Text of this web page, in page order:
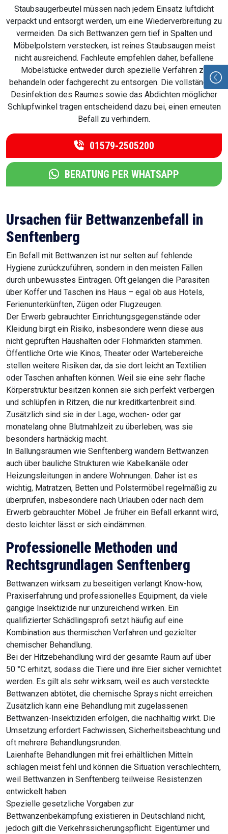
Staubsaugerbeutel müssen nach jedem Einsatz luftdicht
verpackt und entsorgt werden, um eine Wiederverbreitung zu
vermeiden. Da sich Bettwanzen gern tief in Spalten und
Möbelpolstern verstecken, ist reines Staubsaugen meist
nicht ausreichend. Fachleute empfehlen daher, befallene
Möbelstücke entweder durch spezielle Verfahren zu
behandeln oder fachgerecht zu entsorgen. Die vollständige
Desinfektion des Raumes sowie das Abdichten möglicher
Schlupfwinkel tragen entscheidend dazu bei, einen erneuten
Befall zu verhindern.
01579-2505200
BERATUNG PER WHATSAPP
Ursachen für Bettwanzenbefall in
Senftenberg
Ein Befall mit Bettwanzen ist nur selten auf fehlende
Hygiene zurückzuführen, sondern in den meisten Fällen
durch unbewusstes Eintragen. Oft gelangen die Parasiten
über Koffer und Taschen ins Haus – egal ob aus Hotels,
Ferienunterkünften, Zügen oder Flugzeugen.
Der Erwerb gebrauchter Einrichtungsgegenstände oder
Kleidung birgt ein Risiko, insbesondere wenn diese aus
nicht geprüften Haushalten oder Flohmärkten stammen.
Öffentliche Orte wie Kinos, Theater oder Wartebereiche
stellen weitere Risiken dar, da sie dort leicht an Textilien
oder Taschen anhaften können. Weil sie eine sehr flache
Körperstruktur besitzen können sie sich perfekt verbergen
und schlüpfen in Ritzen, die nur kreditkartenbreit sind.
Zusätzlich sind sie in der Lage, wochen- oder gar
monatelang ohne Blutmahlzeit zu überleben, was sie
besonders hartnäckig macht.
In Ballungsräumen wie Senftenberg wandern Bettwanzen
auch über bauliche Strukturen wie Kabelkanäle oder
Heizungsleitungen in andere Wohnungen. Daher ist es
wichtig, Matratzen, Betten und Polstermöbel regelmäßig zu
überprüfen, insbesondere nach Urlauben oder nach dem
Erwerb gebrauchter Möbel. Je früher ein Befall erkannt wird,
desto leichter lässt er sich eindämmen.
Professionelle Methoden und
Rechtsgrundlagen Senftenberg
Bettwanzen wirksam zu beseitigen verlangt Know-how,
Praxiserfahrung und professionelles Equipment, da viele
gängige Insektizide nur unzureichend wirken. Ein
qualifizierter Schädlingsprofi setzt häufig auf eine
Kombination aus thermischen Verfahren und gezielter
chemischer Behandlung.
Bei der Hitzebehandlung wird der gesamte Raum auf über
50 °C erhitzt, sodass die Tiere und ihre Eier sicher vernichtet
werden. Es gilt als sehr wirksam, weil es auch versteckte
Bettwanzen abtötet, die chemische Sprays nicht erreichen.
Zusätzlich kann eine Behandlung mit zugelassenen
Bettwanzen-Insektiziden erfolgen, die nachhaltig wirkt. Die
Umsetzung erfordert Fachwissen, Sicherheitsbeachtung und
oft mehrere Behandlungsrunden.
Laienhafte Behandlungen mit frei erhältlichen Mitteln
schlagen meist fehl und können die Situation verschlechtern,
weil Bettwanzen in Senftenberg teilweise Resistenzen
entwickelt haben.
Spezielle gesetzliche Vorgaben zur
Bettwanzenbekämpfung existieren in Deutschland nicht,
jedoch gilt die Verkehrssicherungspflicht: Eigentümer und